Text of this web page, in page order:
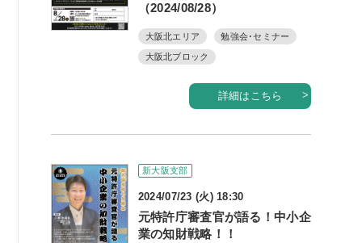
（2024/08/28）
大阪北エリア 勉強会･セミナー
大阪北ブロック
詳細はこちら
新大阪支部
2024/07/23 (火) 18:30
元特許庁審査官が語る！中小企
業の知財戦略！！